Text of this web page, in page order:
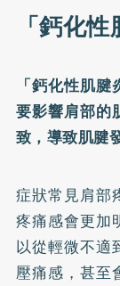
「鈣化
「鈣化性肌
要影響肩部的
致，導致肌腱
症狀常見肩部
疼痛感會更加
以從輕微不適
壓痛感，甚至